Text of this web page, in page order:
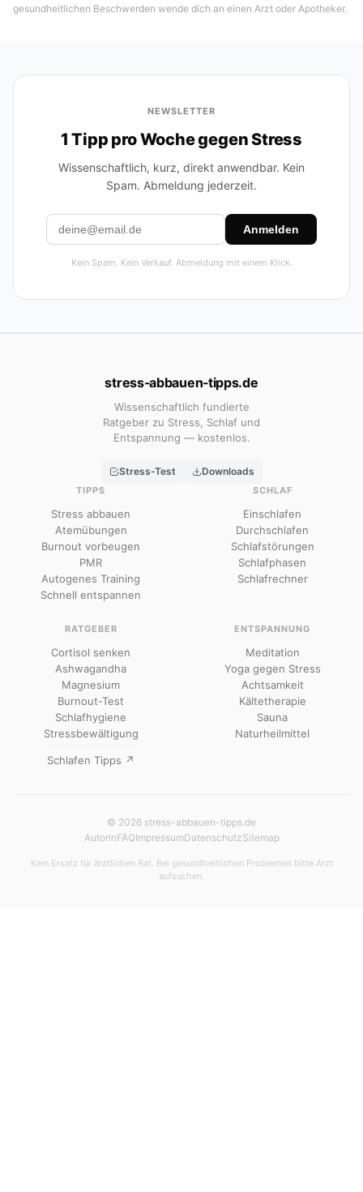
gesundheitlichen Beschwerden wende dich an einen Arzt oder Apotheker.
NEWSLETTER
1 Tipp pro Woche gegen Stress
Wissenschaftlich, kurz, direkt anwendbar. Kein
Spam. Abmeldung jederzeit.
Anmelden
Kein Spam. Kein Verkauf. Abmeldung mit einem Klick.
stress‑abbauen‑tipps.de
Wissenschaftlich fundierte
Ratgeber zu Stress, Schlaf und
Entspannung — kostenlos.
Stress-Test Downloads
TIPPS
Stress abbauen
Atemübungen
Burnout vorbeugen
PMR
Autogenes Training
Schnell entspannen
SCHLAF
Einschlafen
Durchschlafen
Schlafstörungen
Schlafphasen
Schlafrechner
RATGEBER
Cortisol senken
Ashwagandha
Magnesium
Burnout-Test
Schlafhygiene
Stressbewältigung
Schlafen Tipps ↗
ENTSPANNUNG
Meditation
Yoga gegen Stress
Achtsamkeit
Kältetherapie
Sauna
Naturheilmittel
© 2026 stress-abbauen-tipps.de
AutorinFAQImpressumDatenschutzSitemap
Kein Ersatz für ärztlichen Rat. Bei gesundheitlichen Problemen bitte Arzt
aufsuchen.